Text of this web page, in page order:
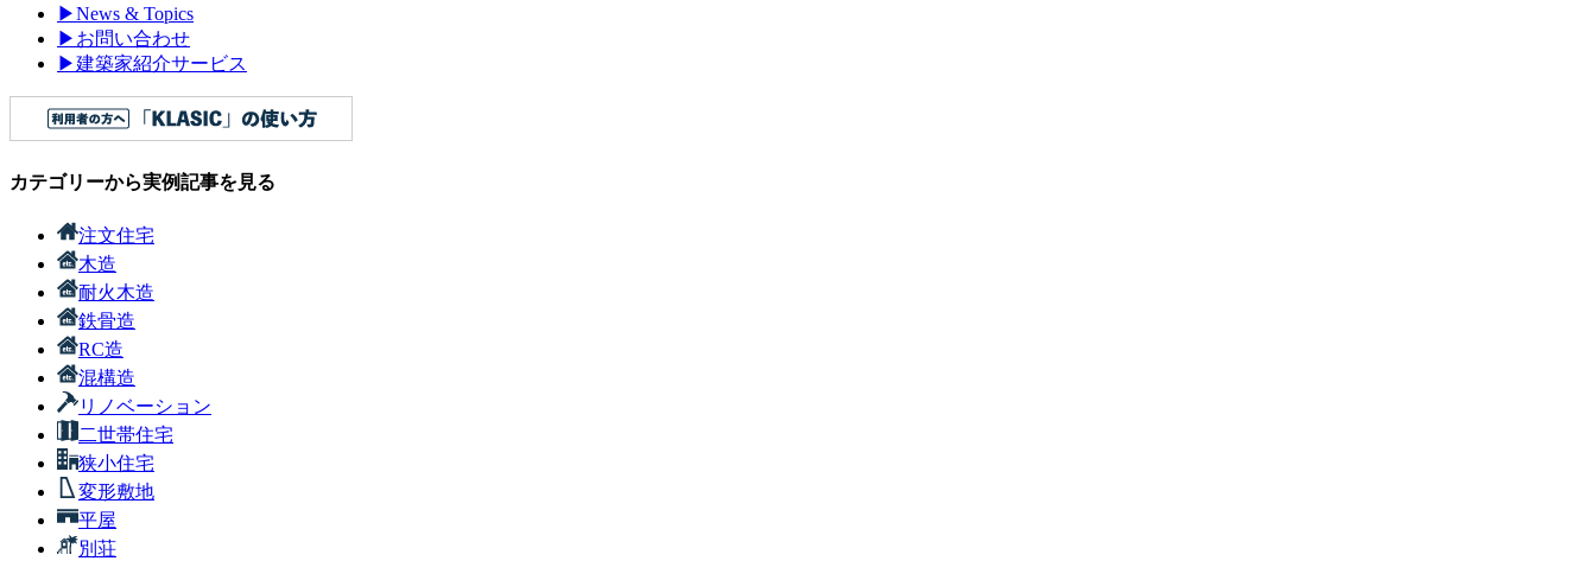
▶News & Topics
▶ お問い合わせ
▶建築家紹介サービス
カテゴリーから実例記事を見る
注文住宅
木造
耐火木造
鉄骨造
RC造
混構造
リノベーション
二世帯住宅
狭小住宅
変形敷地
平屋
別荘